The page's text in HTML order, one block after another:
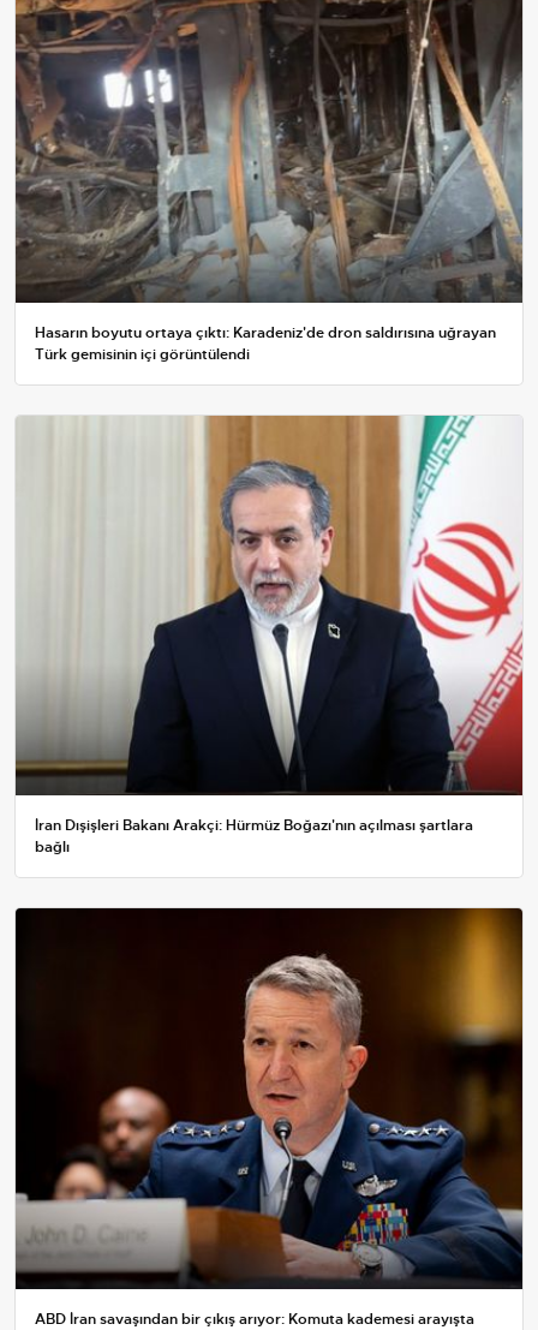
Hasarın boyutu ortaya çıktı: Karadeniz'de dron saldırısına uğrayan
Türk gemisinin içi görüntülendi
İran Dışişleri Bakanı Arakçi: Hürmüz Boğazı'nın açılması şartlara
bağlı
ABD İran savaşından bir çıkış arıyor: Komuta kademesi arayışta